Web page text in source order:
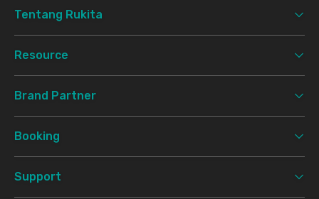
Tentang Rukita
Resource
Brand Partner
Booking
Support